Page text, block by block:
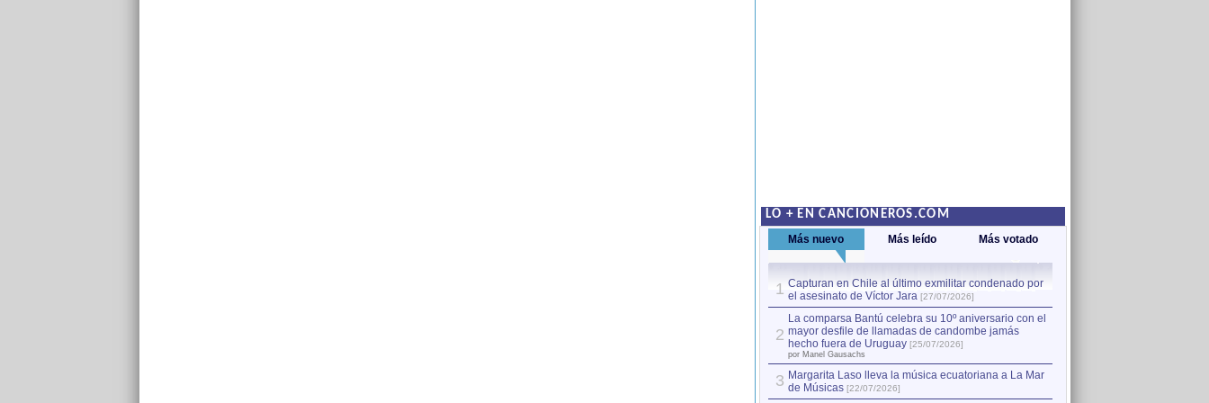
LO + EN CANCIONEROS.COM
Más nuevo Más leído Más votado
1 Capturan en Chile al último exmilitar condenado por
el asesinato de Víctor Jara [27/07/2026]
2
La comparsa Bantú celebra su 10º aniversario con el
mayor desfile de llamadas de candombe jamás
hecho fuera de Uruguay [25/07/2026]
por Manel Gausachs
3 Margarita Laso lleva la música ecuatoriana a La Mar
de Músicas [22/07/2026]